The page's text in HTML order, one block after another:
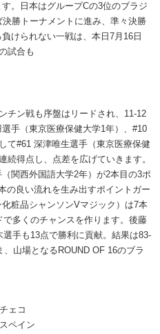
。日本はグループCの3位のブラジ
勝トーナメントに進み、準々決勝
けられない一戦は、本日7月16日
試合も
チン戦も序盤はリードされ、11-12
手（東京医療保健大学1年）、#10
て#61 深津唯生選手（東京医療保健
続得点し、点差を広げていきます。
関西外国語大学2年）が2本目の3ポ
の良い流れを生み出すポイントガー
粧品シャンソンVマジック）は7本
多くのチャンスを作ります。後藤
手も13点で勝利に貢献。結果は83-
山場となるROUND OF 16のブラ
ェコ
ペイン